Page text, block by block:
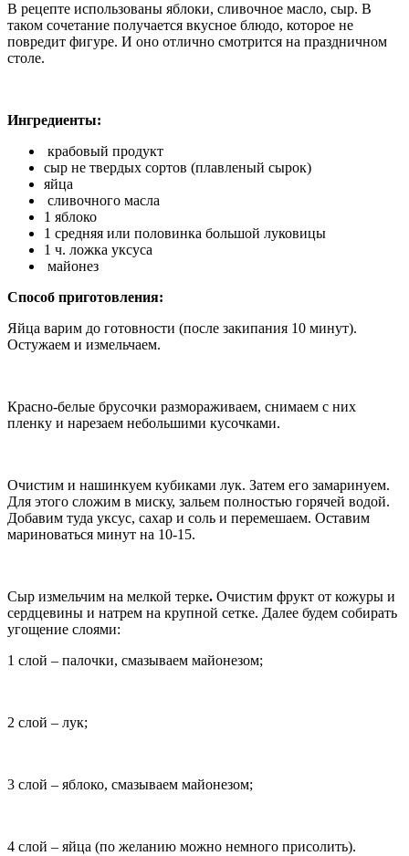
В рецепте использованы яблоки, сливочное масло, сыр. В
таком сочетание получается вкусное блюдо, которое не
повредит фигуре. И оно отлично смотрится на праздничном
столе.
Ингредиенты:
крабовый продукт
сыр не твердых сортов (плавленый сырок)
яйца
сливочного масла
1 яблоко
1 средняя или половинка большой луковицы
1 ч. ложка уксуса
майонез
Способ приготовления:
Яйца варим до готовности (после закипания 10 минут).
Остужаем и измельчаем.
Красно-белые брусочки размораживаем, снимаем с них
пленку и нарезаем небольшими кусочками.
Очистим и нашинкуем кубиками лук. Затем его замаринуем.
Для этого сложим в миску, зальем полностью горячей водой.
Добавим туда уксус, сахар и соль и перемешаем. Оставим
мариноваться минут на 10-15.
Сыр измельчим на мелкой терке. Очистим фрукт от кожуры и
сердцевины и натрем на крупной сетке. Далее будем собирать
угощение слоями:
1 слой – палочки, смазываем майонезом;
2 слой – лук;
3 слой – яблоко, смазываем майонезом;
4 слой – яйца (по желанию можно немного присолить).